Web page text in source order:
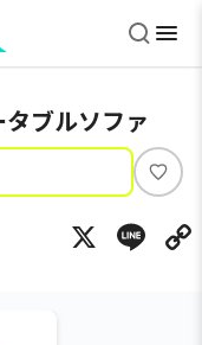
タブルソファ
い
ね
X